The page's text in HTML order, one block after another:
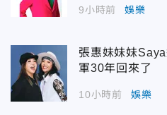
9小時前 娛樂
張惠妹妹妹
軍30年回來了
10小時前 娛樂